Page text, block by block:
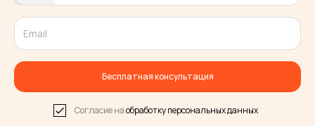
States
Бесплатная консультация
Согласие наобработку персональных данных